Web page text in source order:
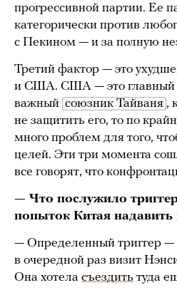
прогрессивной партии. Ее
категорически против
с Пекином — и за полную
Третий фактор — это
и США. США — это главный
важный союзник Тайваня ,
не защитить его, то по
много проблем для того,
целей. Эти три момента
все говорят, что
— Что послужило
попыток Китая надавить
— Определенный триггер —
в очередной раз визит
Она хотела съездить туда